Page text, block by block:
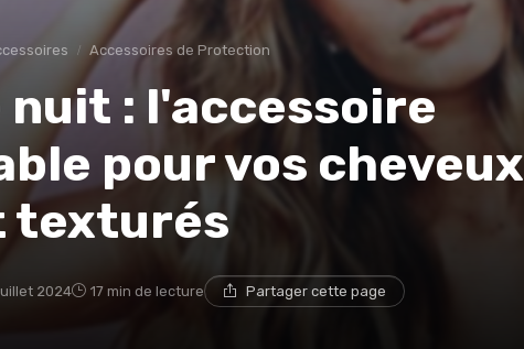
Accessoires de Protection
nuit : l'accessoire
pour vos cheveux
texturés
2024 17 min de lecture Partager cette page